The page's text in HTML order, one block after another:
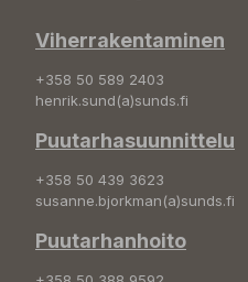
Viherrakentaminen
+358 50 589 2403
henrik.sund(a)sunds.fi
Puutarhasuunnittelu
+358 50 439 3623
susanne.bjorkman(a)sunds.fi
Puutarhanhoito